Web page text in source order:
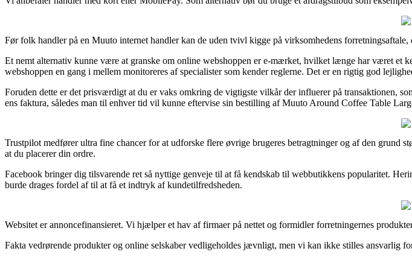
Før folk handler på en Muuto internet handler kan de uden tvivl kigge på virksomhedens forretningsaftale,
Et nemt alternativ kunne være at granske om online webshoppen er e-mærket, hvilket længe har været et
webshoppen en gang i mellem monitoreres af specialister som kender reglerne. Det er en rigtig god
Foruden dette er det prisværdigt at du er vaks omkring de vigtigste vilkår der influerer på transaktionen,
ens faktura, således man til enhver tid vil kunne eftervise sin bestilling af Muuto Around Coffee Table
Trustpilot medfører ultra fine chancer for at udforske flere øvrige brugeres betragtninger og af den
at du placerer din ordre.
Facebook bringer dig tilsvarende ret så nyttige genveje til at få kendskab til webbutikkens popularitet.
burde drages fordel af til at få et indtryk af kundetilfredsheden.
Websitet er annoncefinansieret. Vi hjælper et hav af firmaer på nettet og formidler forretningernes
Fakta vedrørende produkter og online selskaber vedligeholdes jævnligt, men vi kan ikke stilles ansvarlig